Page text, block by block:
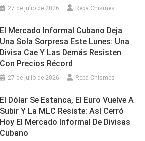
27 de julio de 2026 Repa Chismes
El Mercado Informal Cubano Deja
Una Sola Sorpresa Este Lunes: Una
Divisa Cae Y Las Demás Resisten
Con Precios Récord
27 de julio de 2026 Repa Chismes
El Dólar Se Estanca, El Euro Vuelve A
Subir Y La MLC Resiste: Así Cerró
Hoy El Mercado Informal De Divisas
Cubano